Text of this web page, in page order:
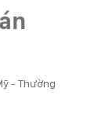
- Thường